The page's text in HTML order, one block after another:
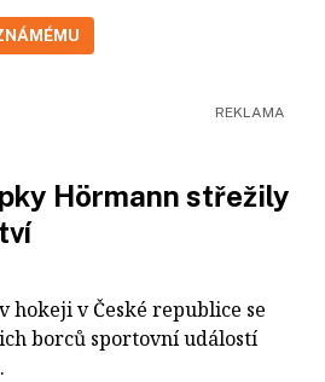
Hörmann střežily
hokeji v České republice se
borců sportovní událostí